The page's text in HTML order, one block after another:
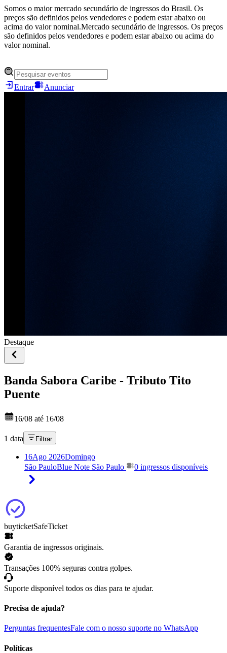
Somos o maior mercado secundário de ingressos do Brasil. Os
preços são definidos pelos vendedores e podem estar abaixo ou
acima do valor nominal.Mercado secundário de ingressos. Os preços
são definidos pelos vendedores e podem estar abaixo ou acima do
valor nominal.
Entrar Anunciar
Destaque
Banda Sabora Caribe - Tributo Tito
Puente
16/08 até 16/08
1 data Filtrar
16Ago 2026Domingo
São PauloBlue Note São Paulo 0 ingressos disponíveis
buyticketSafeTicket
Garantia de ingressos originais.
Transações 100% seguras contra golpes.
Suporte disponível todos os dias para te ajudar.
Precisa de ajuda?
Perguntas frequentesFale com o nosso suporte no WhatsApp
Políticas